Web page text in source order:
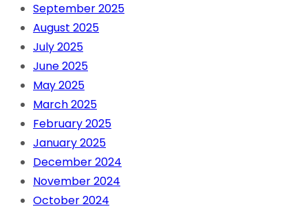
September 2025
August 2025
July 2025
June 2025
May 2025
March 2025
February 2025
January 2025
December 2024
November 2024
October 2024